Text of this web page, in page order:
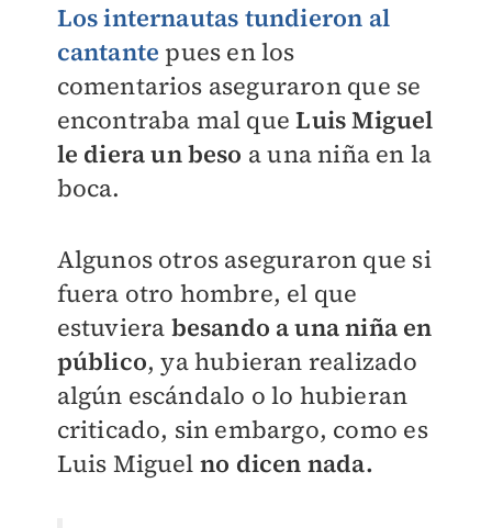
Los internautas tundieron al
cantante pues en los
comentarios aseguraron que se
encontraba mal queLuis Miguel
le diera un beso a una niña en la
boca.
Algunos otros aseguraron que si
fuera otro hombre, el que
estuviera besando a una niña en
público, ya hubieran realizado
algún escándalo o lo hubieran
criticado, sin embargo, como es
Luis Miguel no dicen nada.